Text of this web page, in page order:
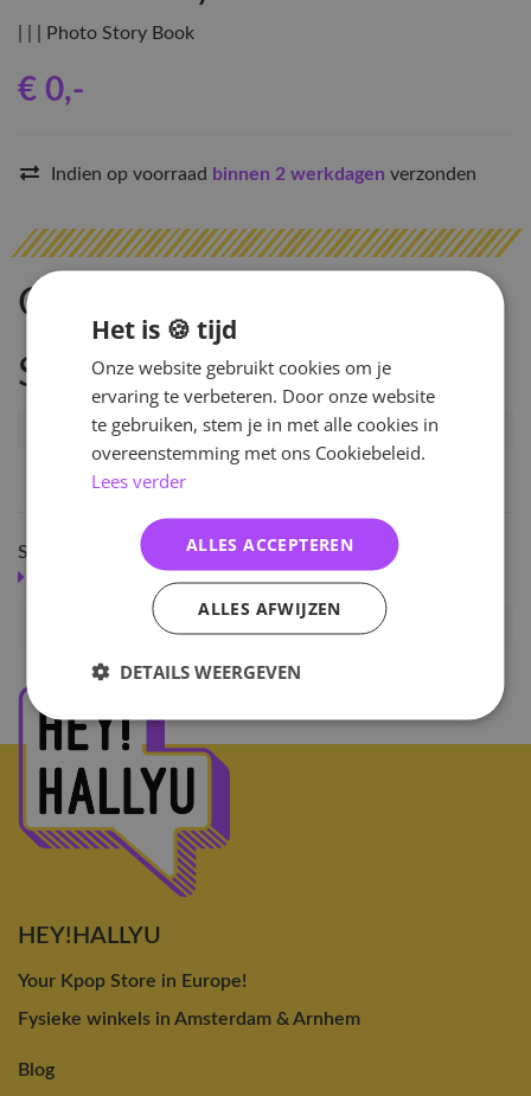
| | | Photo Story Book
€ 0,-
Indien op voorraad binnen 2 werkdagen verzonden
Omschrijving
Specificaties
Artikelnummer
50676
Shop meer
The Link Merch - TAEIL, Photo Story Book
HEY!HALLYU
Your Kpop Store in Europe!
Fysieke winkels in Amsterdam & Arnhem
Blog
Het is 🍪 tijd
Onze website gebruikt cookies om je
ervaring te verbeteren. Door onze website
te gebruiken, stem je in met alle cookies in
overeenstemming met ons Cookiebeleid.
Lees verder
ALLES ACCEPTEREN
ALLES AFWIJZEN
DETAILS WEERGEVEN